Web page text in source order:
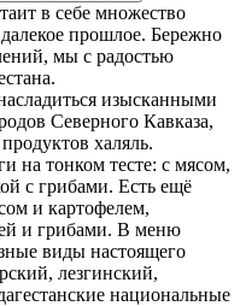
в себе множество
прошлое. Бережно
мы с радостью
изысканными
Северного Кавказа,
халяль.
на тонком тесте: с мясом,
с грибами. Есть ещё
и картофелем,
и грибами. В меню
виды настоящего
лезгинский,
национальные